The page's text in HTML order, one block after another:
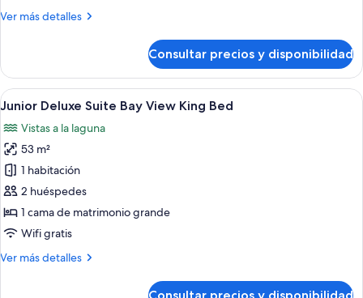
View
Ver más detalles
Más
Deluxe
Suite
Golf
King
Bed
Consultar precios y disponibilidad
Abrir
todas
las
fotos
de
Junior
Deluxe
Suite
View
Un dormitorio moderno con una
4
Junior Deluxe Suite Bay View King Bed
Vistas a la laguna
53 m²
1 habitación
2 huéspedes
1 cama de matrimonio grande
Wifi gratis
Ver más detalles
Más